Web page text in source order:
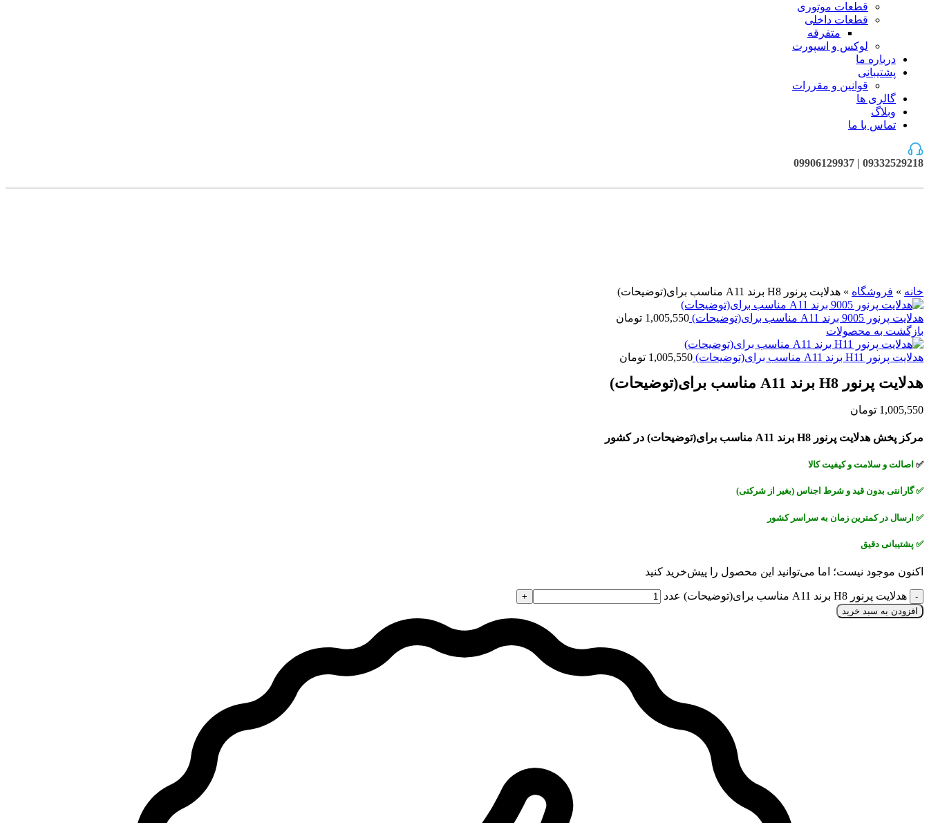
قطعات موتوری
قطعات داخلی
متفرقه
لوکس و اسپورت
درباره ما
پشتیبانی
قوانین و مقررات
گالری ها
وبلاگ
تماس با ما
09332529218 | 09906129937
خانه » فروشگاه » هدلایت پرنور H8 برند A11 مناسب برای(توضیحات)
هدلایت پرنور 9005 برند A11 مناسب برای(توضیحات) 1,005,550 تومان
بازگشت به محصولات
هدلایت پرنور H11 برند A11 مناسب برای(توضیحات) 1,005,550 تومان
هدلایت پرنور H8 برند A11 مناسب برای(توضیحات)
1,005,550 تومان
مرکز پخش هدلایت پرنور H8 برند A11 مناسب برای(توضیحات) در کشور
✅ اصالت و سلامت و کیفیت کالا
✅گارانتی بدون قید و شرط اجناس (بغیر از شرکتی)
✅ ارسال در کمترین زمان به سراسر کشور
✅ پشتیبانی دقیق
اکنون موجود نیست؛ اما می‌توانید این محصول را پیش‌خرید کنید
هدلایت پرنور H8 برند A11 مناسب برای(توضیحات) عدد
افزودن به سبد خرید